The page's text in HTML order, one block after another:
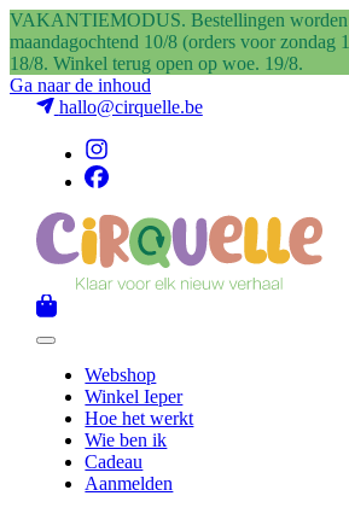
VAKANTIEMODUS. Bestellingen worden
maandagochtend 10/8 (orders voor zondag
18/8. Winkel terug open op woe. 19/8.
Ga naar de inhoud
hallo@cirquelle.be
Webshop
Winkel Ieper
Hoe het werkt
Wie ben ik
Cadeau
Aanmelden